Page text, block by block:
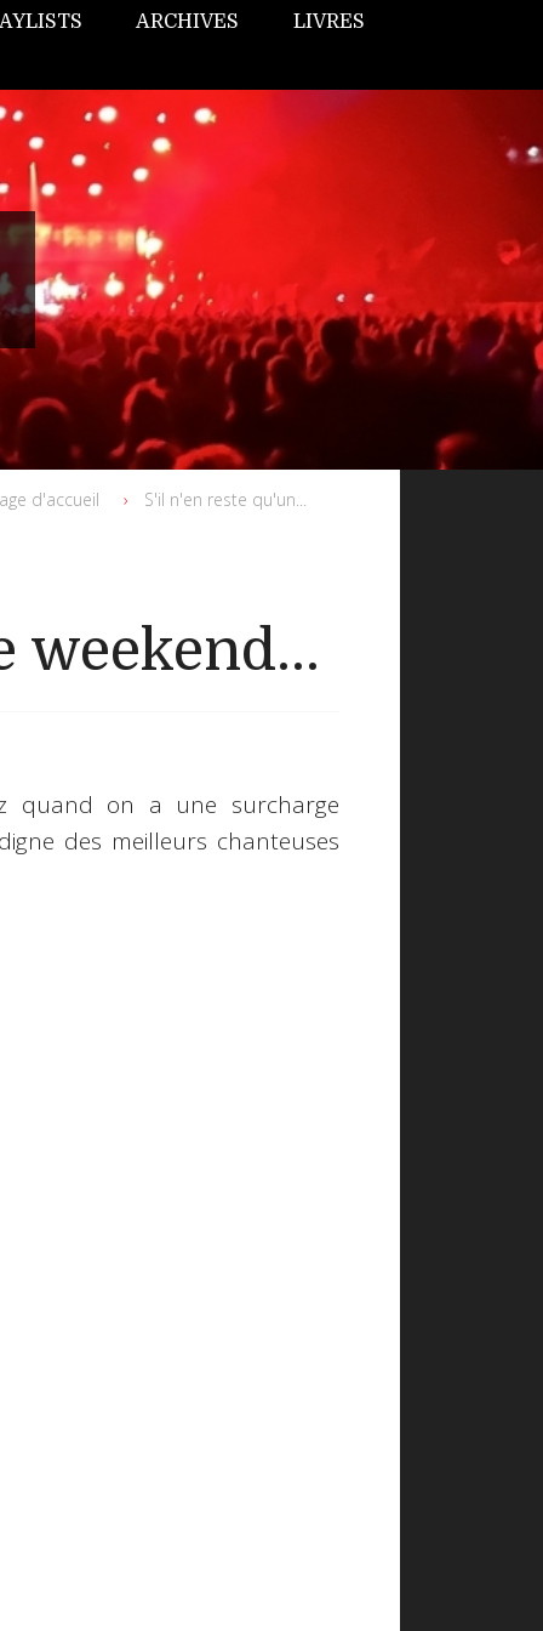
ARCHIVES LIVRES
d'accueil S'il n'en reste qu'un...
weekend...
quand on a une surcharge
des meilleurs chanteuses